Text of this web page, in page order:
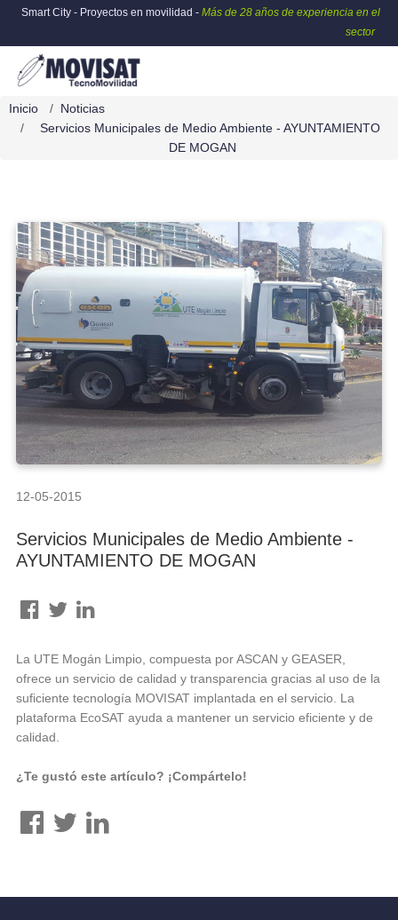
Smart City - Proyectos en movilidad - Más de 28 años de experiencia en el
sector
Inicio
Noticias
Servicios Municipales de Medio Ambiente - AYUNTAMIENTO
DE MOGAN
12-05-2015
Servicios Municipales de Medio Ambiente -
AYUNTAMIENTO DE MOGAN
La UTE Mogán Limpio, compuesta por ASCAN y GEASER,
ofrece un servicio de calidad y transparencia gracias al uso de la
suficiente tecnología MOVISAT implantada en el servicio. La
plataforma EcoSAT ayuda a mantener un servicio eficiente y de
calidad.
¿Te gustó este artículo? ¡Compártelo!